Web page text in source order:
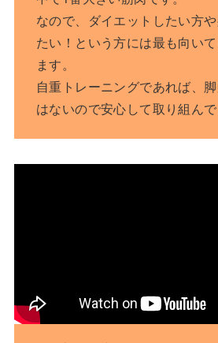
なので、ダイエットしたい方
たい！という方には最も向い
ます。
自重トレーニングであれば、
はないので安心して取り組ん